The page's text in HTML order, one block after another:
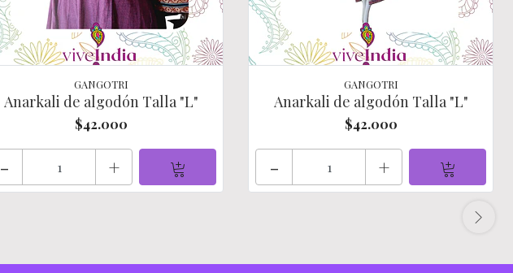
GANGOTRI
Anarkali de algodón Talla "L"
$42.000
- +
GANGOTRI
Anarkali de algodón Talla "L"
$42.000
- +